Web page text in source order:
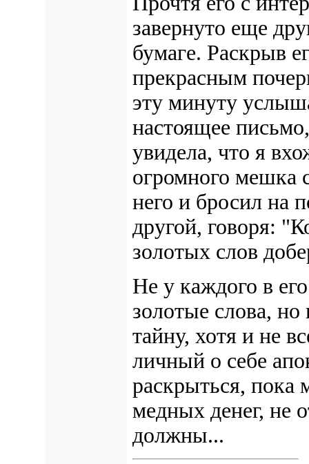
завернуто еще
бумаге. Раскрыв
прекрасным
эту минуту
настоящее
увидела, что я
огромного мешка
него и бросил на
другой, говоря:
золотых слов
Не у каждого в
золотые слова,
тайну, хотя и не
личный о себе
раскрыться, пока
медных денег, не
должны...